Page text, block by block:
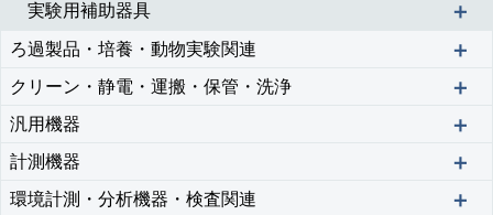
実験用補助器具 ＋
ろ過製品・培養・動物実験関連 ＋
クリーン・静電・運搬・保管・洗浄 ＋
汎用機器 ＋
計測機器 ＋
環境計測・分析機器・検査関連 ＋